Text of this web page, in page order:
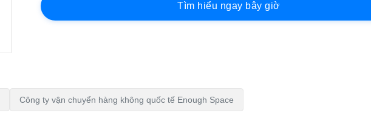
Tìm hiểu ngay bây giờ
Công ty vận chuyển hàng không quốc tế Enough Space